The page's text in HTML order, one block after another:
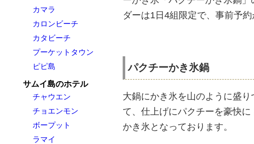
カマラ
カロンビーチ
カタビーチ
プーケットタウン
ピピ島
サムイ島のホテル
チャウエン
チョエンモン
ボープット
ラマイ
ダーは1日4組限定で、事前予約
パクチーかき氷鍋
大鍋にかき氷を山のように盛
て、仕上げにパクチーを豪快
かき氷となっております。